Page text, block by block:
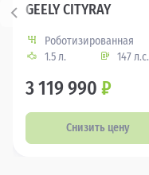
GEELY CITYRAY
Роботизированная
1.5 л.
147 л.с.
3 119 990 ₽
Снизить цену